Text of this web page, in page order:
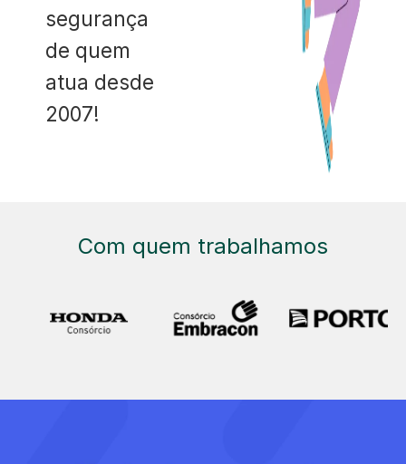
segurança
de quem
atua desde
2007!
Com quem trabalhamos